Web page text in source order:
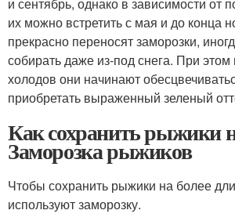
их можно встретить с мая и до конца
прекрасно переносят заморозки,
собирать даже из-под снега. При
холодов они начинают
приобретать выраженный зеленый
Как сохранить рыжики
Заморозка рыжиков
Чтобы сохранить рыжики на более
используют заморозку.